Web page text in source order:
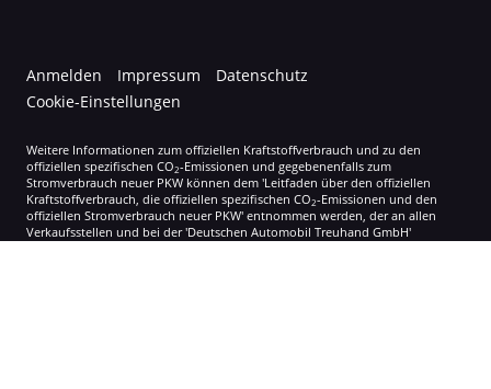
Anmelden Impressum
Datenschutz
Cookie-Einstellungen
Weitere Informationen zum offiziellen Kraftstoffverbrauch und zu den
offiziellen spezifischen CO2-Emissionen und gegebenenfalls zum
Stromverbrauch neuer PKW können dem 'Leitfaden über den offiziellen
Kraftstoffverbrauch, die offiziellen spezifischen CO2-Emissionen und den
offiziellen Stromverbrauch neuer PKW' entnommen werden, der an allen
Verkaufsstellen und bei der 'Deutschen Automobil Treuhand GmbH'